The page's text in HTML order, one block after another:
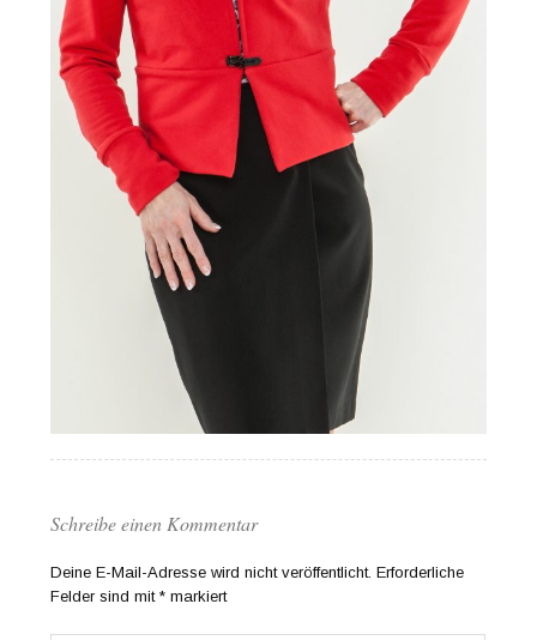
Schreibe einen Kommentar
Deine E-Mail-Adresse wird nicht veröffentlicht. Erforderliche
Felder sind mit* markiert